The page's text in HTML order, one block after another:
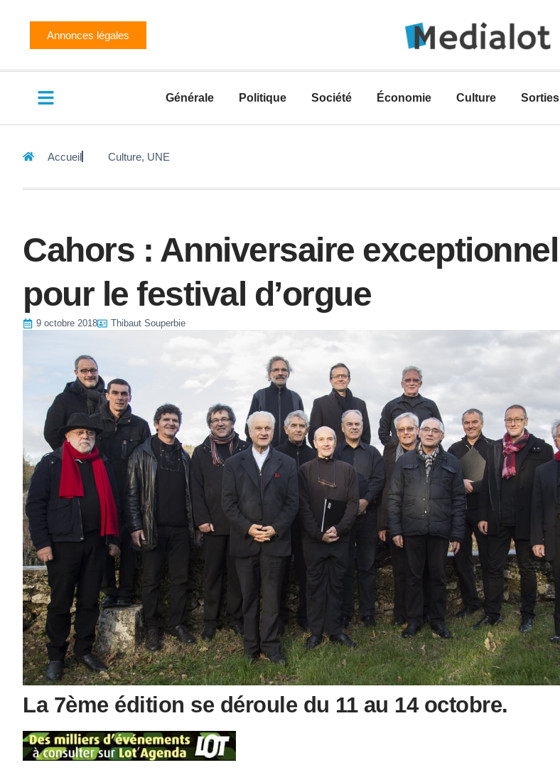
Annonces légales
Générale Politique Société Économie Culture Sorties
Accueil Culture, UNE
Cahors : Anniversaire exceptionnel
pour le festival d’orgue
9 octobre 2018 Thibaut Souperbie
La 7ème édition se déroule du 11 au 14 octobre.